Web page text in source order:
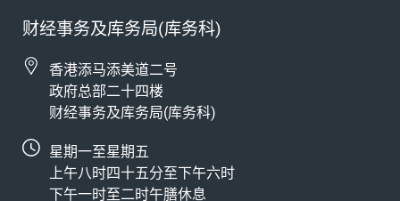
财经事务及库务局(库务科)
香港添马添美道二号
政府总部二十四楼
财经事务及库务局(库务科)
星期一至星期五
上午八时四十五分至下午六时
下午一时至二时午膳休息